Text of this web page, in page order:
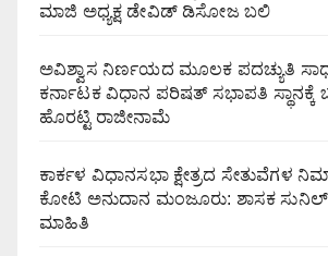
ಮಾಜಿ ಅಧ್ಯಕ್ಷ ಡೇವಿಡ್ ಡಿಸೋಜ ಬಲಿ
ಅವಿಶ್ವಾಸ ನಿರ್ಣಯದ ಮೂಲಕ ಪದಚ್ಯುತಿ
ಕರ್ನಾಟಕ ವಿಧಾನ ಪರಿಷತ್ ಸಭಾಪತಿ ಸ್ಥಾನಕ್ಕೆ
ಹೊರಟ್ಟಿ ರಾಜೀನಾಮೆ
ಕಾರ್ಕಳ ವಿಧಾನಸಭಾ ಕ್ಷೇತ್ರದ ಸೇತುವೆಗಳ
ಕೋಟಿ ಅನುದಾನ ಮಂಜೂರು: ಶಾಸಕ
ಮಾಹಿತಿ